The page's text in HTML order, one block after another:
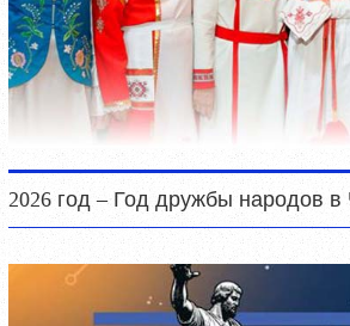
2026 год – Год дружбы народов